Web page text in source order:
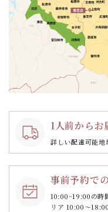
1人前からお
詳しい配達可能地
事前予約で
10:00~19:00の時
リア 10:00～18:00